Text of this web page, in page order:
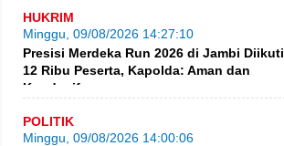
HUKRIM
Minggu, 09/08/2026 14:27:10
Presisi Merdeka Run 2026 di Jambi Diikuti
12 Ribu Peserta, Kapolda: Aman dan
Kondusif
POLITIK
Minggu, 09/08/2026 14:00:06